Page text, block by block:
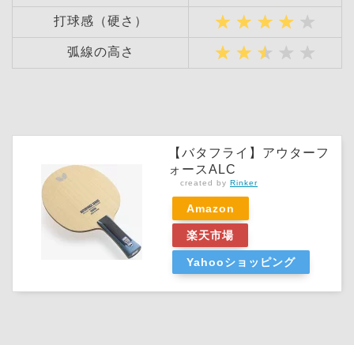
打球感（硬さ）
弧線の高さ
【バタフライ】アウターフ
ォースALC
created by Rinker
Amazon
楽天市場
Yahooショッピング